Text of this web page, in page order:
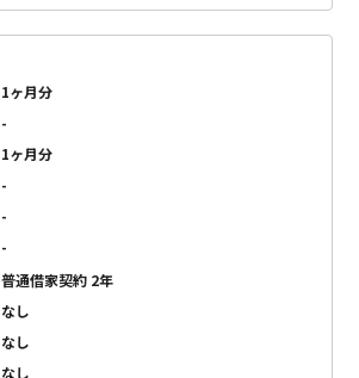
1ヶ月分
-
1ヶ月分
-
-
-
普通借家契約 2年
なし
なし
なし